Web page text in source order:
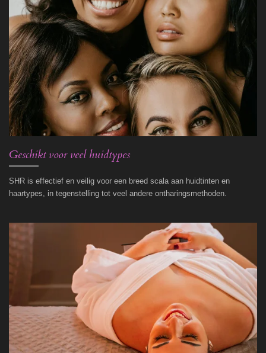
Geschikt voor veel huidtypes
SHR is effectief en veilig voor een breed scala aan huidtinten en
haartypes, in tegenstelling tot veel andere ontharingsmethoden.